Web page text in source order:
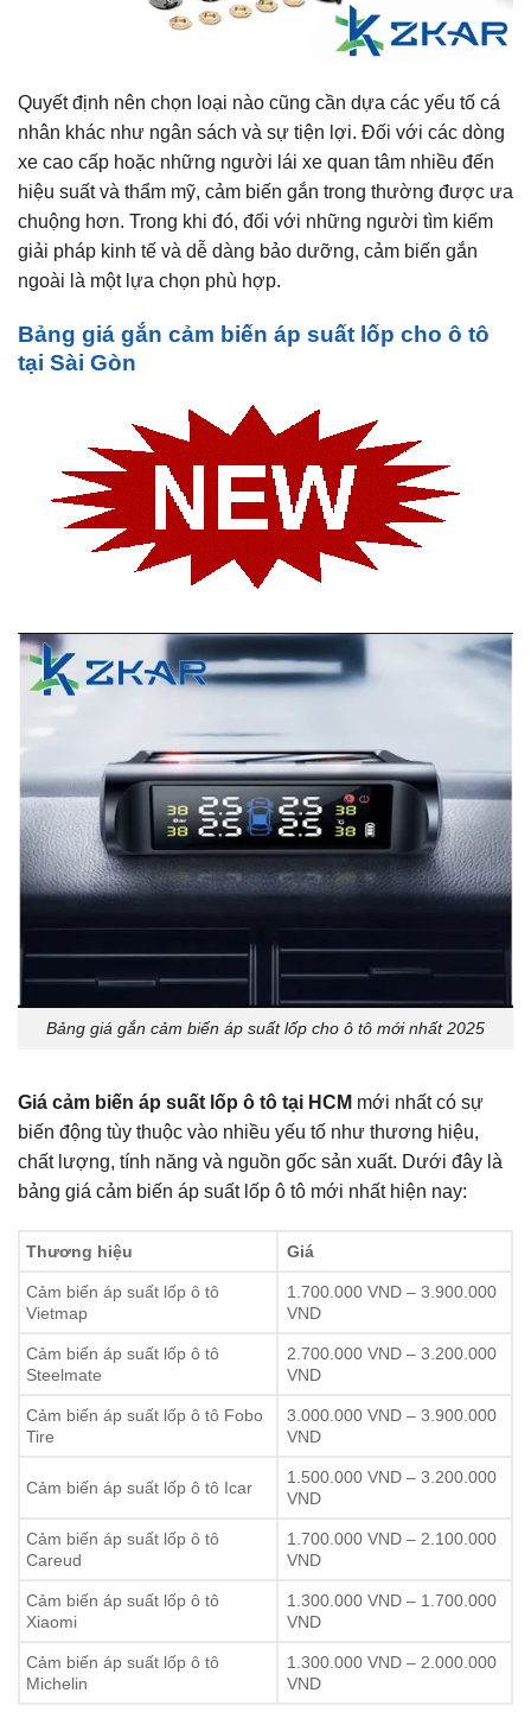
Quyết định nên chọn loại nào cũng cần dựa các yếu tố cá
nhân khác như ngân sách và sự tiện lợi. Đối với các dòng
xe cao cấp hoặc những người lái xe quan tâm nhiều đến
hiệu suất và thẩm mỹ, cảm biến gắn trong thường được ưa
chuộng hơn. Trong khi đó, đối với những người tìm kiếm
giải pháp kinh tế và dễ dàng bảo dưỡng, cảm biến gắn
ngoài là một lựa chọn phù hợp.
Bảng giá gắn cảm biến áp suất lốp cho ô tô
tại Sài Gòn
Bảng giá gắn cảm biến áp suất lốp cho ô tô mới nhất 2025
Giá cảm biến áp suất lốp ô tô tại HCM mới nhất có sự
biến động tùy thuộc vào nhiều yếu tố như thương hiệu,
chất lượng, tính năng và nguồn gốc sản xuất. Dưới đây là
bảng giá cảm biến áp suất lốp ô tô mới nhất hiện nay:
Thương hiệu Giá
Cảm biến áp suất lốp ô tô
Vietmap
1.700.000 VND – 3.900.000
VND
Cảm biến áp suất lốp ô tô
Steelmate
2.700.000 VND – 3.200.000
VND
Cảm biến áp suất lốp ô tô Fobo
Tire
3.000.000 VND – 3.900.000
VND
Cảm biến áp suất lốp ô tô Icar
1.500.000 VND – 3.200.000
VND
Cảm biến áp suất lốp ô tô
Careud
1.700.000 VND – 2.100.000
VND
Cảm biến áp suất lốp ô tô
Xiaomi
1.300.000 VND – 1.700.000
VND
Cảm biến áp suất lốp ô tô
Michelin
1.300.000 VND – 2.000.000
VND